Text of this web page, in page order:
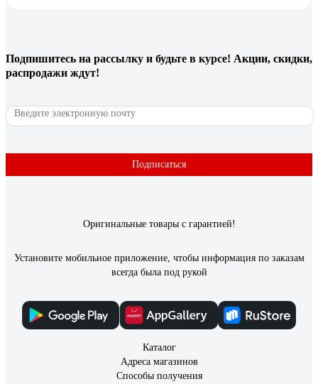
не поддался грабителям.
15 отзывов
Отзыв о врезном замке APECS 7000-45-R-NI
Подпишитесь на рассылку и будьте в курсе! Акции, скидки,
распродажи ждут!
Подписаться
Оригинальные товары с гарантией!
Установите мобильное приложение, чтобы информация по заказам
всегда была под рукой
Каталог
Адреса магазинов
Способы получения